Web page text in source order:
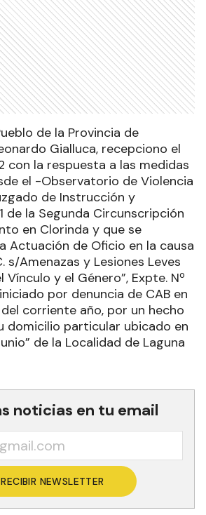
de la Provincia de
Gialluca, recepciono el
con la respuesta a las medidas
el -Observatorio de Violencia
de Instrucción y
de la Segunda Circunscripción
en Clorinda y que se
Actuación de Oficio en la causa
s/Amenazas y Lesiones Leves
y el Género”, Expte. Nº
por denuncia de CAB en
corriente año, por un hecho
domicilio particular ubicado en
de la Localidad de Laguna
noticias en tu email
RECIBIR NEWSLETTER